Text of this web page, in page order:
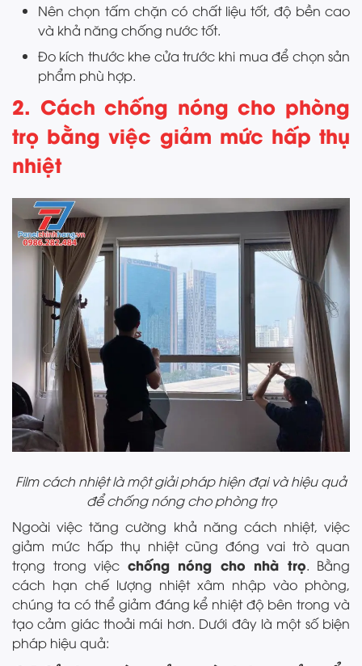
Nên chọn tấm chặn có chất liệu tốt, độ bền cao
và khả năng chống nước tốt.
Đo kích thước khe cửa trước khi mua để chọn sản
phẩm phù hợp.
2. Cách chống nóng cho phòng
trọ bằng việc giảm mức hấp thụ
nhiệt
Film cách nhiệt là một giải pháp hiện đại và hiệu quả
để chống nóng cho phòng trọ
Ngoài việc tăng cường khả năng cách nhiệt, việc
giảm mức hấp thụ nhiệt cũng đóng vai trò quan
trọng trong việc chống nóng cho nhà trọ. Bằng
cách hạn chế lượng nhiệt xâm nhập vào phòng,
chúng ta có thể giảm đáng kể nhiệt độ bên trong và
tạo cảm giác thoải mái hơn. Dưới đây là một số biện
pháp hiệu quả: